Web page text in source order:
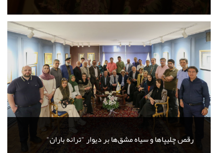
رقص چلیپاها و سیاه مشق‌ها بر دیوار "ترانه باران"